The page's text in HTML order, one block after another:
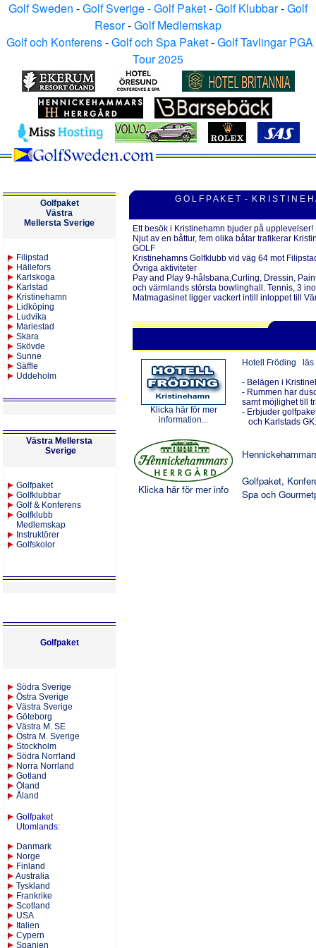
Golf Sweden -Golf Sverige - Golf Paket-Golf Klubbar-Golf
Resor-Golf Medlemskap
Golf och Konferens-Golf och Spa Paket-Golf Tavlingar PGA
Tour 2025
Golfpaket
Västra
Mellersta Sverige
Filipstad
Hällefors
Karlskoga
Karlstad
Kristinehamn
Lidköping
Ludvika
Mariestad
Skara
Skövde
Sunne
Säffle
Uddeholm
Västra Mellersta
Sverige
Golfpaket
Golfklubbar
Golf & Konferens
Golfklubb
Medlemskap
Instruktörer
Golfskolor
Golfpaket
Södra Sverige
Östra Sverige
Västra Sverige
Göteborg
Västra M. SE
Östra M. Sverige
Stockholm
Södra Norrland
Norra Norrland
Gotland
Öland
Åland
Golfpaket
Utomlands:
Danmark
Norge
Finland
Australia
Tyskland
Frankrike
Scotland
USA
Italien
Cypern
Spanien
G O L F P A K E T - K R I S T I N E H
Ett besök i Kristinehamn bjuder på upplevelser!
Njut av en båttur, fem olika båtar trafikerar
GOLF
Kristinehamns Golfklubb vid väg 64 mot
Övriga aktiviteter
Pay and Play 9-hålsbana,Curling, Dressin,
och värmlands största bowlinghall. Tennis, 3
Matmagasinet ligger vackert intill inloppet till
Klicka här för mer
information...
Hotell Fröding
läs
- Belägen i
- Rummen har
samt möjlighet till
- Erbjuder
och Karlstads GK.
Klicka här för mer info
Golfpaket,
Spa och